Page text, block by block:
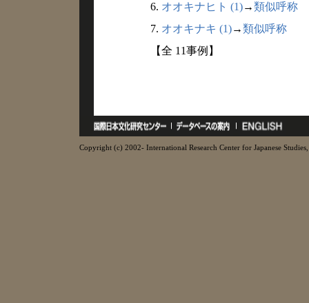
6. オオキナヒト (1)→類似呼称
7. オオキナキ (1)→類似呼称
【全 11事例】
Copyright (c) 2002- International Research Center for Japanese